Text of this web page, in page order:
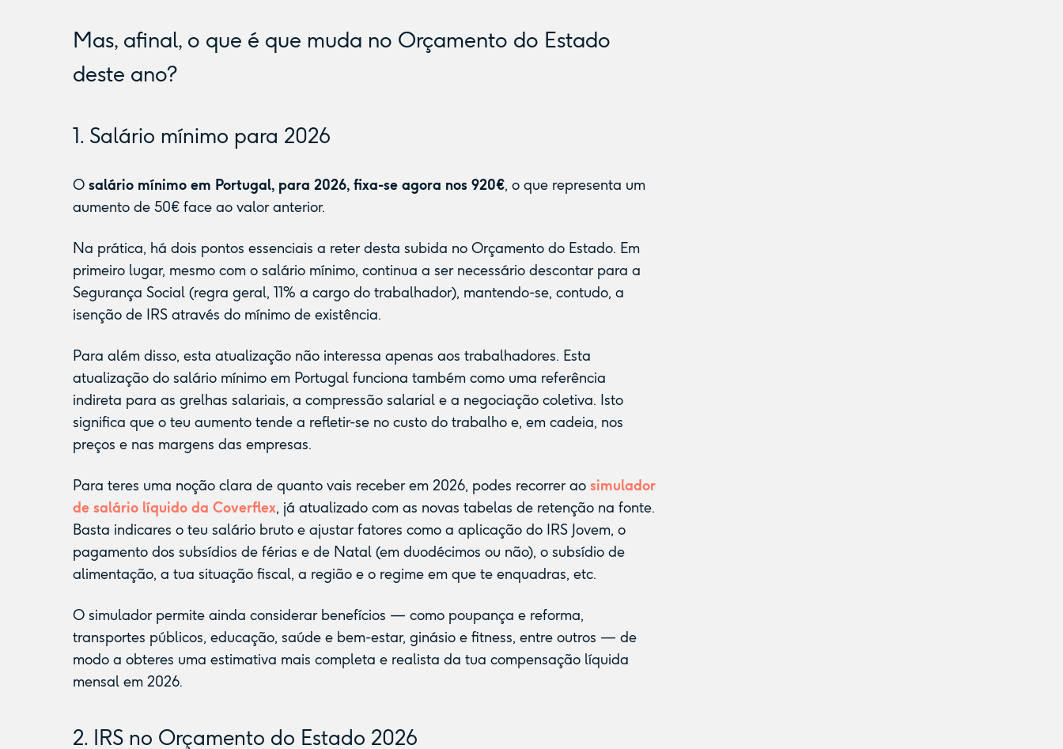
Mas, afinal, o que é que muda no Orçamento do Estado
deste ano?
1. Salário mínimo para 2026
O salário mínimo em Portugal, para 2026, fixa-se agora nos 920€, o que representa um
aumento de 50€ face ao valor anterior.
Na prática, há dois pontos essenciais a reter desta subida no Orçamento do Estado. Em
primeiro lugar, mesmo com o salário mínimo, continua a ser necessário descontar para a
Segurança Social (regra geral, 11% a cargo do trabalhador), mantendo-se, contudo, a
isenção de IRS através do mínimo de existência.
Para além disso, esta atualização não interessa apenas aos trabalhadores. Esta
atualização do salário mínimo em Portugal funciona também como uma referência
indireta para as grelhas salariais, a compressão salarial e a negociação coletiva. Isto
significa que o teu aumento tende a refletir-se no custo do trabalho e, em cadeia, nos
preços e nas margens das empresas.
Para teres uma noção clara de quanto vais receber em 2026, podes recorrer ao simulador
de salário líquido da Coverflex, já atualizado com as novas tabelas de retenção na fonte.
Basta indicares o teu salário bruto e ajustar fatores como a aplicação do IRS Jovem, o
pagamento dos subsídios de férias e de Natal (em duodécimos ou não), o subsídio de
alimentação, a tua situação fiscal, a região e o regime em que te enquadras, etc.
O simulador permite ainda considerar benefícios — como poupança e reforma,
transportes públicos, educação, saúde e bem-estar, ginásio e fitness, entre outros — de
modo a obteres uma estimativa mais completa e realista da tua compensação líquida
mensal em 2026.
2. IRS no Orçamento do Estado 2026